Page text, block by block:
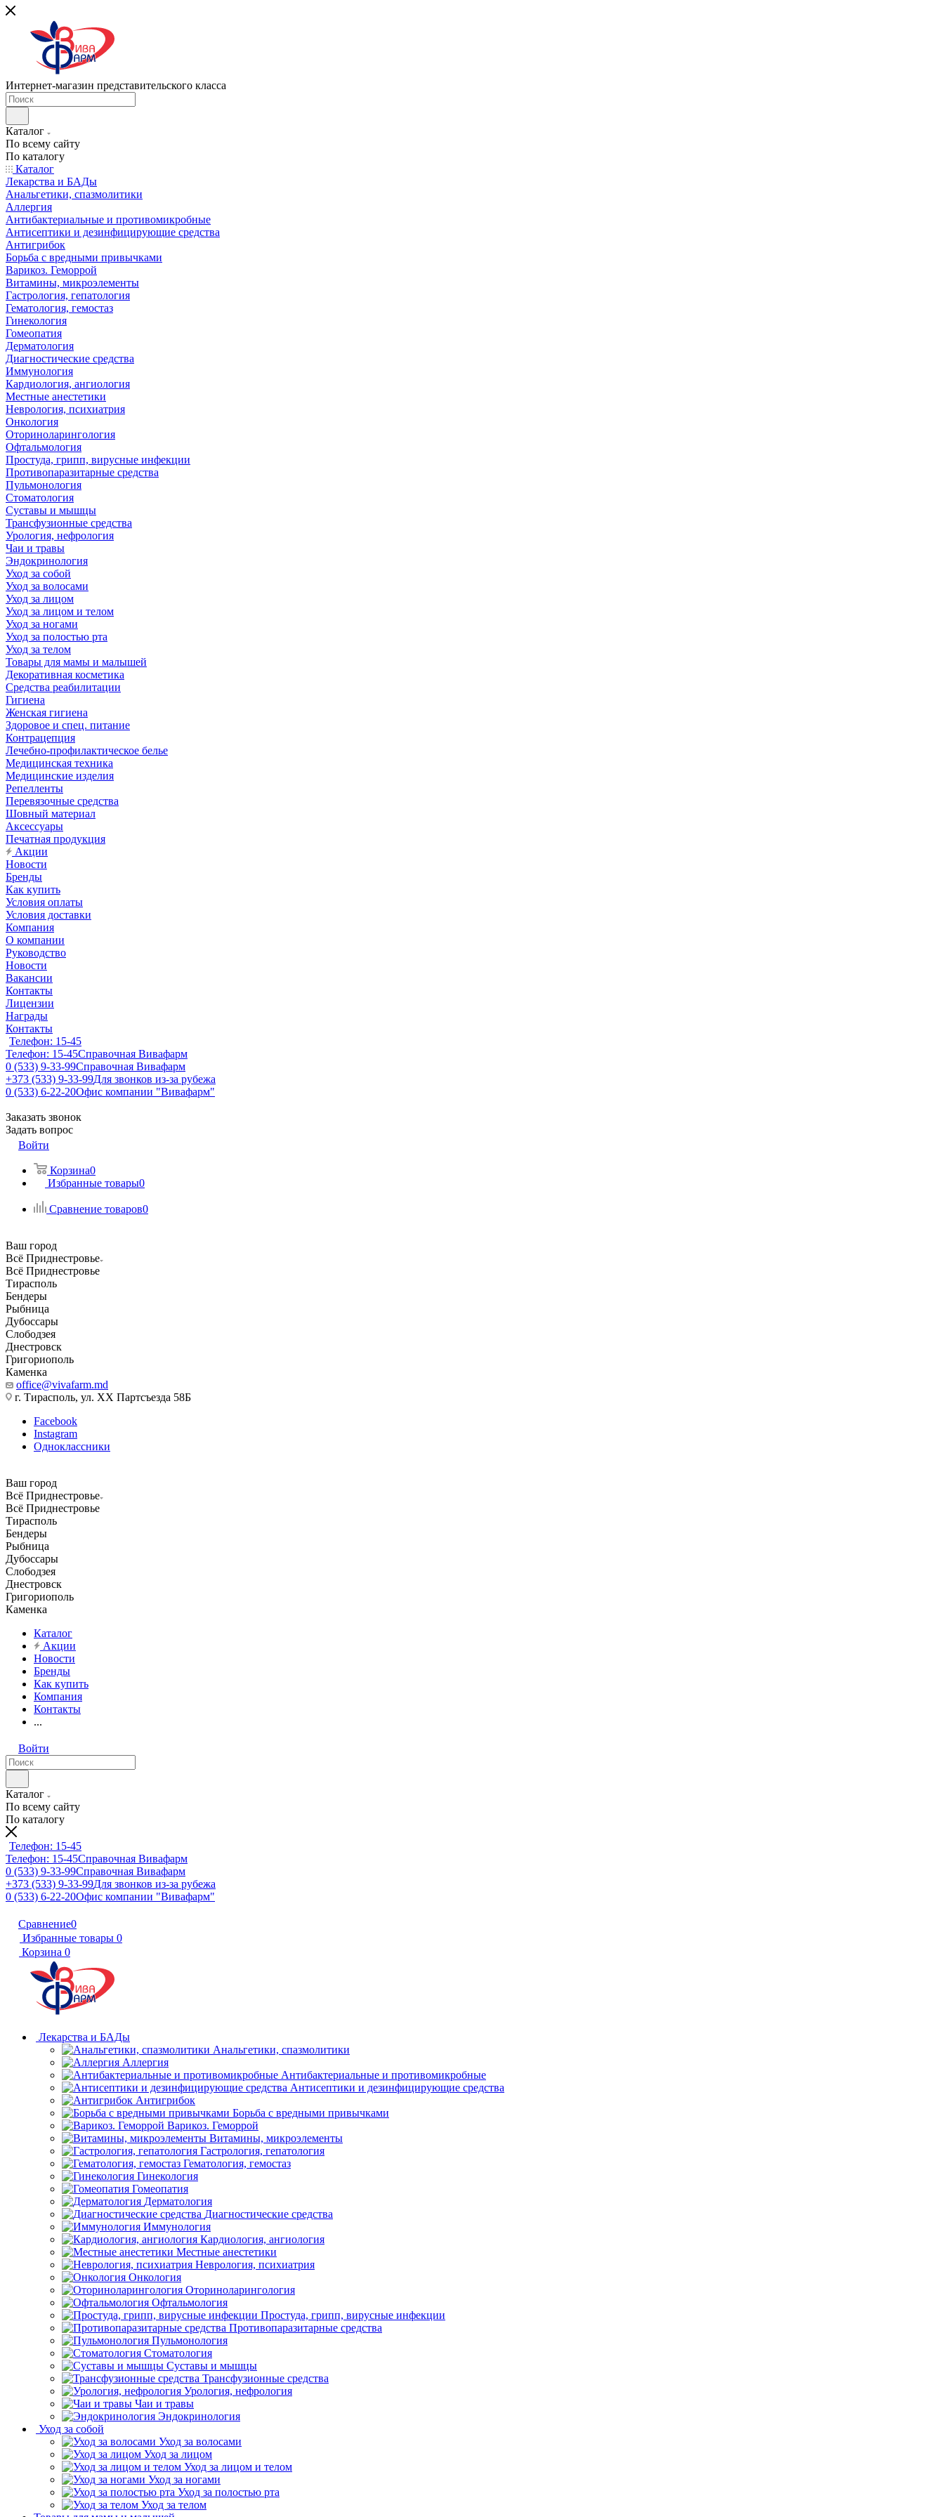
Интернет-магазин представительского класса
Каталог
По всему сайту
По каталогу
Каталог
Лекарства и БАДы
Анальгетики, спазмолитики
Аллергия
Антибактериальные и противомикробные
Антисептики и дезинфицирующие средства
Антигрибок
Борьба с вредными привычками
Варикоз. Геморрой
Витамины, микроэлементы
Гастрология, гепатология
Гематология, гемостаз
Гинекология
Гомеопатия
Дерматология
Диагностические средства
Иммунология
Кардиология, ангиология
Местные анестетики
Неврология, психиатрия
Онкология
Оториноларингология
Офтальмология
Простуда, грипп, вирусные инфекции
Противопаразитарные средства
Пульмонология
Стоматология
Суставы и мышцы
Трансфузионные средства
Урология, нефрология
Чаи и травы
Эндокринология
Уход за собой
Уход за волосами
Уход за лицом
Уход за лицом и телом
Уход за ногами
Уход за полостью рта
Уход за телом
Товары для мамы и малышей
Декоративная косметика
Средства реабилитации
Гигиена
Женская гигиена
Здоровое и спец. питание
Контрацепция
Лечебно-профилактическое белье
Медицинская техника
Медицинские изделия
Репелленты
Перевязочные средства
Шовный материал
Аксессуары
Печатная продукция
Акции
Новости
Бренды
Как купить
Условия оплаты
Условия доставки
Компания
О компании
Руководство
Новости
Вакансии
Контакты
Лицензии
Награды
Контакты
Телефон: 15-45
Телефон: 15-45Справочная Вивафарм
0 (533) 9-33-99Справочная Вивафарм
+373 (533) 9-33-99Для звонков из-за рубежа
0 (533) 6-22-20Офис компании "Вивафарм"
Заказать звонок
Задать вопрос
Войти
Корзина0
Избранные товары0
Сравнение товаров0
Ваш город
Всё Приднестровье
Всё Приднестровье
Тирасполь
Бендеры
Рыбница
Дубоссары
Слободзея
Днестровск
Григориополь
Каменка
office@vivafarm.md
г. Тирасполь, ул. ХХ Партсъезда 58Б
Facebook
Instagram
Одноклассники
Ваш город
Всё Приднестровье
Всё Приднестровье
Тирасполь
Бендеры
Рыбница
Дубоссары
Слободзея
Днестровск
Григориополь
Каменка
Каталог
Акции
Новости
Бренды
Как купить
Компания
Контакты
...
Войти
Каталог
По всему сайту
По каталогу
Телефон: 15-45
Телефон: 15-45Справочная Вивафарм
0 (533) 9-33-99Справочная Вивафарм
+373 (533) 9-33-99Для звонков из-за рубежа
0 (533) 6-22-20Офис компании "Вивафарм"
Сравнение0
Избранные товары 0
Корзина 0
Лекарства и БАДы
Анальгетики, спазмолитики
Аллергия
Антибактериальные и противомикробные
Антисептики и дезинфицирующие средства
Антигрибок
Борьба с вредными привычками
Варикоз. Геморрой
Витамины, микроэлементы
Гастрология, гепатология
Гематология, гемостаз
Гинекология
Гомеопатия
Дерматология
Диагностические средства
Иммунология
Кардиология, ангиология
Местные анестетики
Неврология, психиатрия
Онкология
Оториноларингология
Офтальмология
Простуда, грипп, вирусные инфекции
Противопаразитарные средства
Пульмонология
Стоматология
Суставы и мышцы
Трансфузионные средства
Урология, нефрология
Чаи и травы
Эндокринология
Уход за собой
Уход за волосами
Уход за лицом
Уход за лицом и телом
Уход за ногами
Уход за полостью рта
Уход за телом